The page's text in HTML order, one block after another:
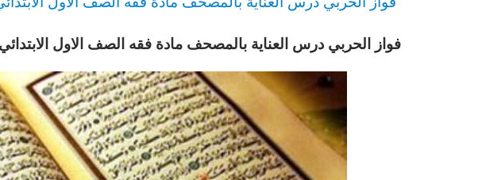
فواز الحربي درس العناية بالمصحف مادة فقه الصف الاول الابتدائي